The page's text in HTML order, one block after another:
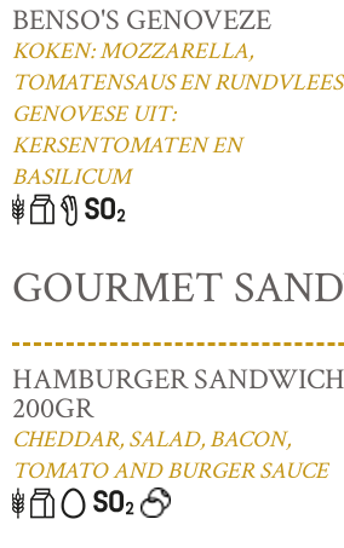
BENSO'S GENOVEZE
KOKEN: MOZZARELLA,
TOMATENSAUS EN RUNDVLEES
GENOVESE UIT:
KERSENTOMATEN EN
BASILICUM
GOURMET
HAMBURGER SANDWICH
200GR
CHEDDAR, SALAD, BACON,
TOMATO AND BURGER SAUCE